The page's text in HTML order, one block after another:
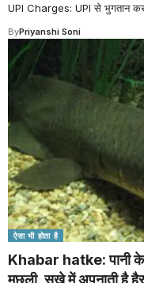
UPI Charges: UPI से भुगतान
ByPriyanshi Soni
ऐसा भी होता है
Khabar hatke: पानी के
मछली, सूखे में अपनाती है